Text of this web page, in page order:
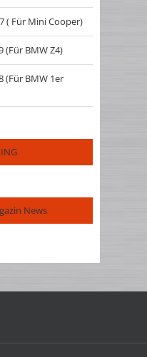
( Für Mini Cooper)
(Für BMW Z4)
(Für BMW 1er
News